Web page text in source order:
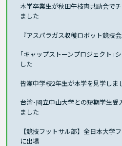
本学卒業生が秋田牛枝肉共励会で
ました
『アスパラガス収穫ロボット競技
｢キャップストーンプロジェクト｣
した
皆瀬中学校2年生が本学を見学しま
台湾･國立中山大学との短期学生受
ました
【競技フットサル部】全日本大学
に出場